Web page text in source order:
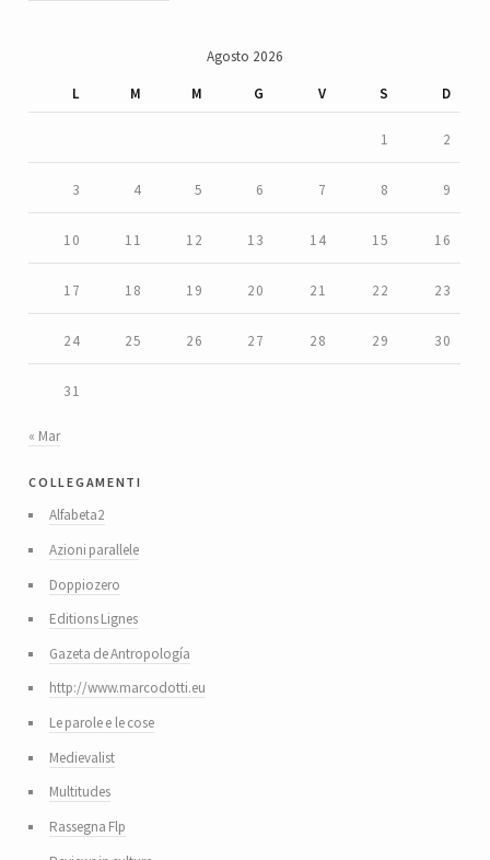
Agosto 2026
L
M M G V S D
1 2
3 4 5 6 7 8 9
10 11 12 13 14 15 16
17 18 19 20 21 22 23
24 25 26 27 28 29 30
31
« Mar
collegamenti
Alfabeta2
Azioni parallele
Doppiozero
Editions Lignes
Gazeta de Antropología
http://www.marcodotti.eu
Le parole e le cose
Medievalist
Multitudes
Rassegna Flp